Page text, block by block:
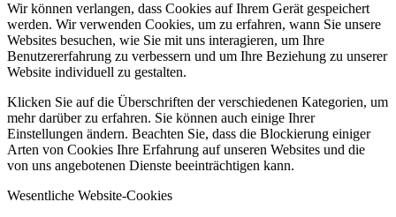
Wir können verlangen, dass Cookies auf Ihrem Gerät gespeichert
werden. Wir verwenden Cookies, um zu erfahren, wann Sie unsere
Websites besuchen, wie Sie mit uns interagieren, um Ihre
Benutzererfahrung zu verbessern und um Ihre Beziehung zu unserer
Website individuell zu gestalten.
Klicken Sie auf die Überschriften der verschiedenen Kategorien, um
mehr darüber zu erfahren. Sie können auch einige Ihrer
Einstellungen ändern. Beachten Sie, dass die Blockierung einiger
Arten von Cookies Ihre Erfahrung auf unseren Websites und die
von uns angebotenen Dienste beeinträchtigen kann.
Wesentliche Website-Cookies